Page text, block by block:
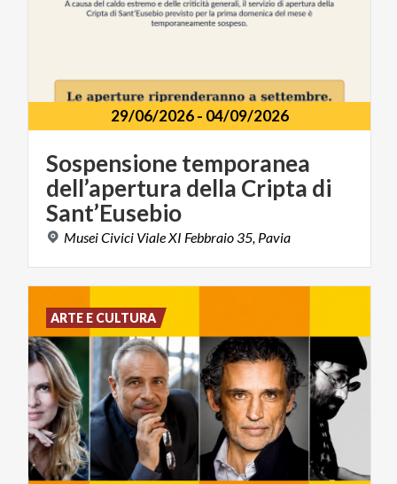
29/06/2026- 04/09/2026
Sospensione temporanea
dell’apertura della Cripta di
Sant’Eusebio
MuseiCivici Viale XI Febbraio35, Pavia
ARTE E CULTURA